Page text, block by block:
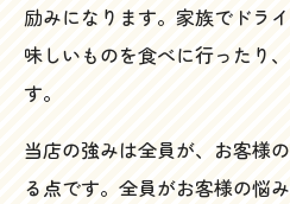
励みになります。家族でドラ
味しいものを食べに行ったり
す。
当店の強みは全員が、お客様
る点です。全員がお客様の悩